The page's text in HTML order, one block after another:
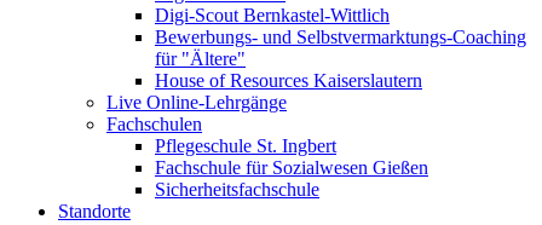
Digi-Scout Bernkastel-Wittlich
Bewerbungs- und Selbstvermarktungs-Coaching
für "Ältere"
House of Resources Kaiserslautern
Live Online-Lehrgänge
Fachschulen
Pflegeschule St. Ingbert
Fachschule für Sozialwesen Gießen
Sicherheitsfachschule
Standorte